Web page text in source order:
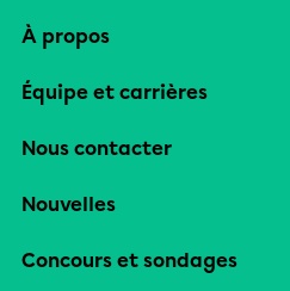
À propos
Équipe et carrières
Nous contacter
Nouvelles
Concours et sondages